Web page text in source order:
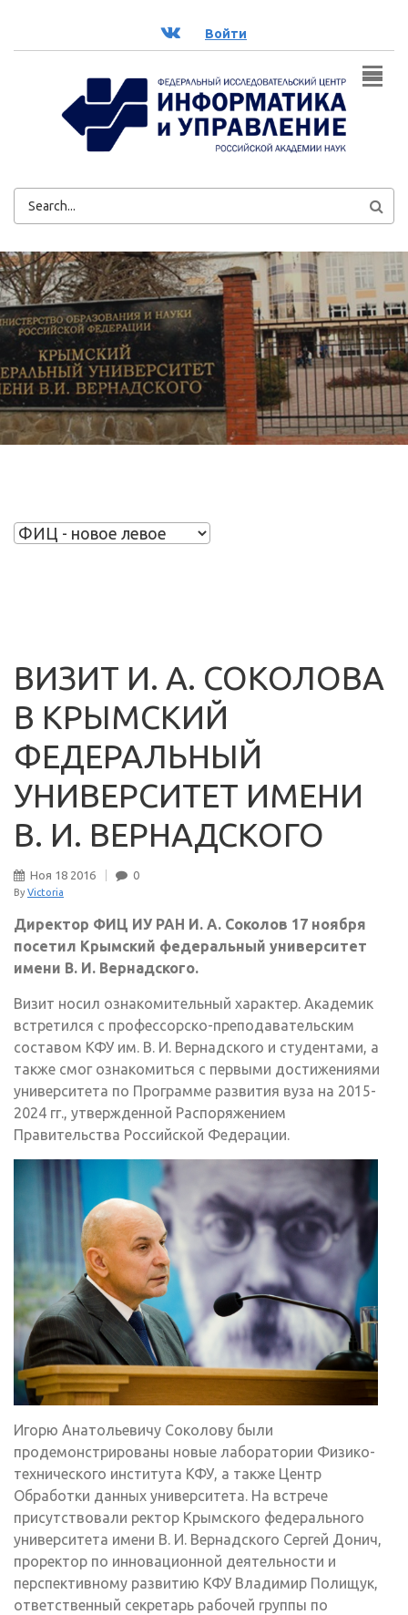
ВК Войти
ФОРМА
ПОИСКА
ВИЗИТ И. А. СОКОЛОВА
В КРЫМСКИЙ
ФЕДЕРАЛЬНЫЙ
УНИВЕРСИТЕТ ИМЕНИ
В. И. ВЕРНАДСКОГО
Ноя 18 2016 0
By Victoria
Директор ФИЦ ИУ РАН И. А. Соколов 17 ноября
посетил Крымский федеральный университет
имени В. И. Вернадского.
Визит носил ознакомительный характер. Академик
встретился с профессорско-преподавательским
составом КФУ им. В. И. Вернадского и студентами, а
также смог ознакомиться с первыми достижениями
университета по Программе развития вуза на 2015-
2024 гг., утвержденной Распоряжением
Правительства Российской Федерации.
Игорю Анатольевичу Соколову были
продемонстрированы новые лаборатории Физико-
технического института КФУ, а также Центр
Обработки данных университета. На встрече
присутствовали ректор Крымского федерального
университета имени В. И. Вернадского Сергей Донич,
проректор по инновационной деятельности и
перспективному развитию КФУ Владимир Полищук,
ответственный секретарь рабочей группы по